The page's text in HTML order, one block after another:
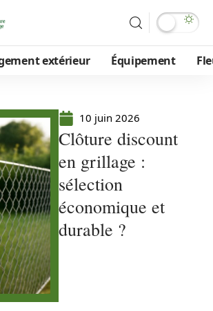
extérieur Équipement
10 juin 2026
Clôture discount
en grillage :
sélection
économique et
durable ?